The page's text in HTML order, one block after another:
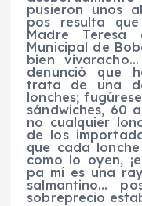
pusieron unos
pos resulta
Madre
Municipal de
bien
denunció que
trata de una
lonches;
sándwiches, 60
no cualquier
de los
que cada
como lo oyen,
pa mí es una
salmantino…
sobreprecio